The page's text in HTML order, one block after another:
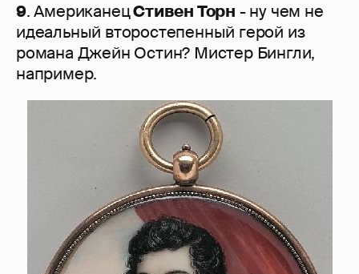
9. АмериканецСтивен Торн - ну чем не
идеальный второстепенный герой из
романа Джейн Остин? Мистер Бингли,
например.